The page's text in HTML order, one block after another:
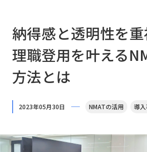
納得感と透明性を
理職登用を叶える
方法とは
2023年05月30日 NMATの活用 導